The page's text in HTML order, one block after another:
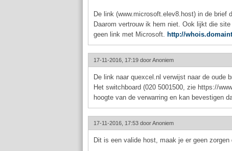
De link (www.microsoft.elev8.host) in de
Daarom vertrouw ik hem niet. Ook lijkt die
geen link met Microsoft. http://
17-11-2016, 17:19 doorAnoniem
De link naar quexcel.nl verwijst naar de oude
Het switchboard (020 5001500, zie https://
hoogte van de verwarring en kan bevestigen
17-11-2016, 17:53 doorAnoniem
Dit is een valide host, maak je er geen